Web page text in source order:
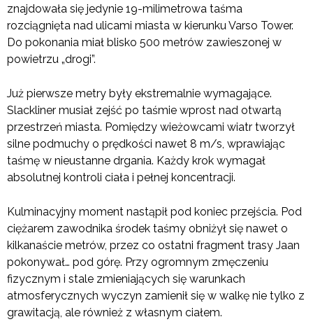
znajdowała się jedynie 19-milimetrowa taśma
rozciągnięta nad ulicami miasta w kierunku Varso Tower.
Do pokonania miał blisko 500 metrów zawieszonej w
powietrzu „drogi”.
Już pierwsze metry były ekstremalnie wymagające.
Slackliner musiał zejść po taśmie wprost nad otwartą
przestrzeń miasta. Pomiędzy wieżowcami wiatr tworzył
silne podmuchy o prędkości nawet 8 m/s, wprawiając
taśmę w nieustanne drgania. Każdy krok wymagał
absolutnej kontroli ciała i pełnej koncentracji.
Kulminacyjny moment nastąpił pod koniec przejścia. Pod
ciężarem zawodnika środek taśmy obniżył się nawet o
kilkanaście metrów, przez co ostatni fragment trasy Jaan
pokonywał… pod górę. Przy ogromnym zmęczeniu
fizycznym i stale zmieniających się warunkach
atmosferycznych wyczyn zamienił się w walkę nie tylko z
grawitacją, ale również z własnym ciałem.